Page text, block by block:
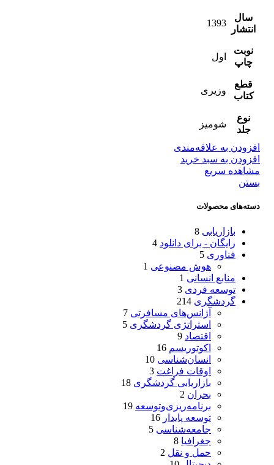
بستن
دسته‌های محصولات
بازاریابی 8
رایگان - برای دانلود 4
فناوری 5
هوش مصنوعی 1
منابع انسانی 1
توسعه فردی 3
گردشگری 214
آژانس‌های مسافرتی 7
استراتژی گردشگری 5
اقتصاد 9
اکوتوریسم 16
انسان‌شناسی 10
اوقات فراغت 3
بازاریابی گردشگری 18
بحران 2
برنامه‌ریزی‌وتوسعه 19
توسعه پایدار 16
جامعه‌شناسی 5
جغرافیا 8
حمل و نقل 2
سال
انتشار
1393
نوبت
چاپ
اول
قطع
کتاب
وزیری
نوع
جلد
شومیز
افزودن به علاقه‌مندی
افزودن به سبد خرید
مشاهده سریع